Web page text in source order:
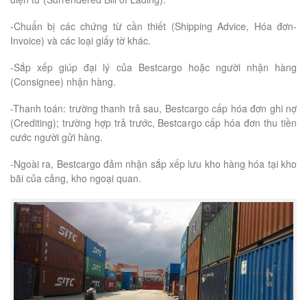
-Chuẩn bị các chứng từ cần thiết (Shipping Advice, Hóa đơn-
Invoice) và các loại giấy tờ khác.
-Sắp xếp giúp đại lý của Bestcargo hoặc người nhận hàng
(Consignee) nhận hàng.
-Thanh toán: trường thanh trả sau, Bestcargo cấp hóa đơn ghi nợ
(Crediting); trường hợp trả trước, Bestcargo cấp hóa đơn thu tiền
cước người gửi hàng.
-Ngoài ra, Bestcargo đảm nhận sắp xếp lưu kho hàng hóa tại kho
bãi của cảng, kho ngoại quan.